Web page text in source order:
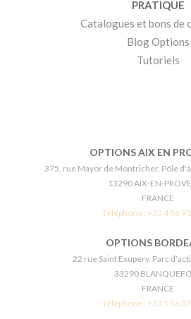
PRATIQUE
Catalogues et bons de
Blog Options
Tutoriels
OPTIONS AIX EN
375, rue Mayor de Montricher, Pôle
13290 AIX-EN-
FRANCE
Téléphone : +33 4 86
OPTIONS
22 rue Saint Exupery, Parc
33290
FRANCE
Téléphone : +33 5 56